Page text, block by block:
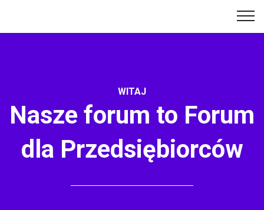
WITAJ
Nasze forum to Forum
dla Przedsiębiorców